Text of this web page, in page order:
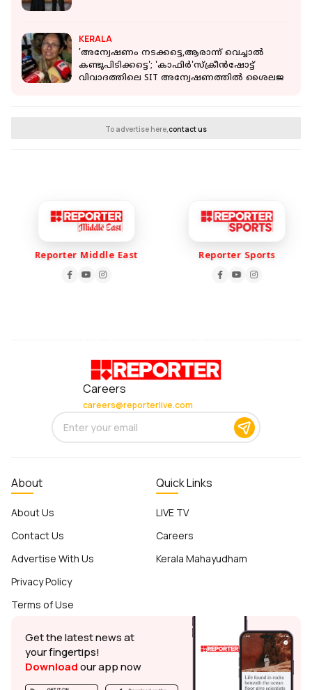
KERALA
'അന്വേഷണം നടക്കട്ടെ,ആരാന്ന് വെച്ചാൽ
കണ്ടുപിടിക്കട്ടെ'; 'കാഫിർ'സ്‌ക്രീൻഷോട്ട്
വിവാദത്തിലെ SIT അന്വേഷണത്തിൽ ശൈലജ
To advertise here, contact us
Reporter Middle East Reporter Sports
Careers
careers@reporterlive.com
About
About Us
Contact Us
Advertise With Us
Privacy Policy
Terms of Use
Quick Links
LIVE TV
Careers
Kerala Mahayudham
Get the latest news at
your fingertips!
Downloadour app now